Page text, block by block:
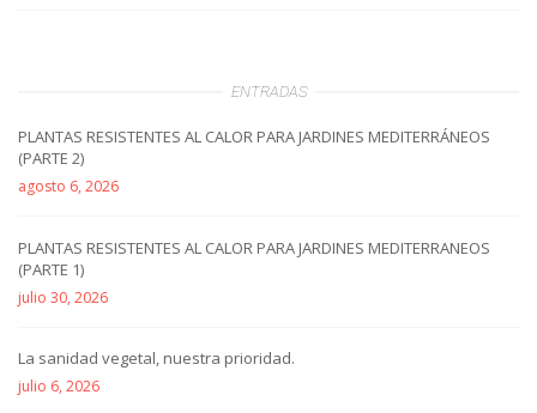
ENTRADAS
PLANTAS RESISTENTES AL CALOR PARA JARDINES MEDITERRÁNEOS
(PARTE 2)
agosto 6, 2026
PLANTAS RESISTENTES AL CALOR PARA JARDINES MEDITERRANEOS
(PARTE 1)
julio 30, 2026
La sanidad vegetal, nuestra prioridad.
julio 6, 2026